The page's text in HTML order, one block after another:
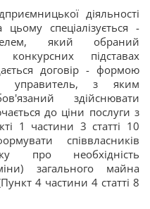
діяльності
спеціалізується -
який обраний
підставах
договір - формою
управитель, з яким
здійснювати
до ціни послуги з
1 частини 3 статті 10
співвласників
про необхідність
загального майна
4 частини 4 статті 8